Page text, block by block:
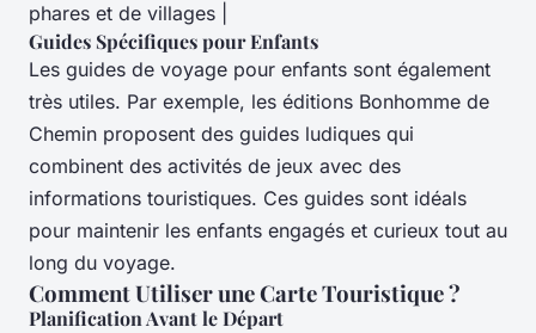
phares et de villages |
Guides Spécifiques pour Enfants
Les guides de voyage pour enfants sont également
très utiles. Par exemple, les éditions Bonhomme de
Chemin proposent des guides ludiques qui
combinent des activités de jeux avec des
informations touristiques. Ces guides sont idéals
pour maintenir les enfants engagés et curieux tout au
long du voyage.
Comment Utiliser une Carte Touristique ?
Planification Avant le Départ